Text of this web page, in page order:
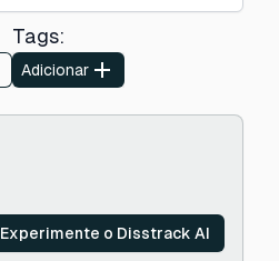
Tags:
Adicionar
Experimente o Disstrack AI